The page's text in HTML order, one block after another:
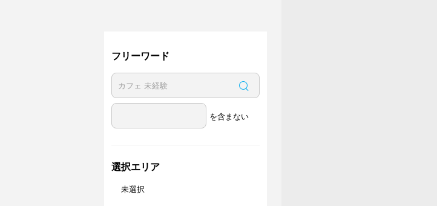
フリーワード
を含まない
選択エリア
未選択